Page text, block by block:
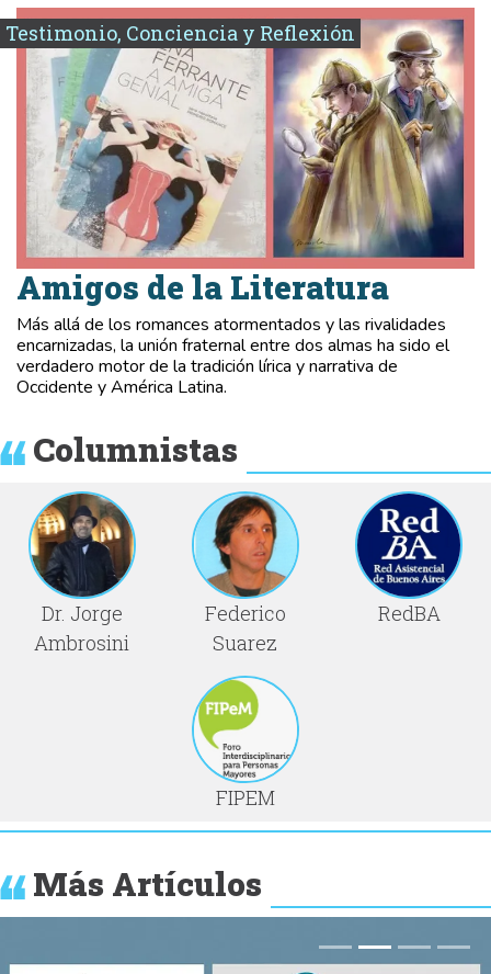
Testimonio, Conciencia y Reflexión
Amigos de la Literatura
Más allá de los romances atormentados y las rivalidades
encarnizadas, la unión fraternal entre dos almas ha sido el
verdadero motor de la tradición lírica y narrativa de
Occidente y América Latina.
Columnistas
Dr. Jorge
Ambrosini
Federico
Suarez
RedBA
FIPEM
Más Artículos